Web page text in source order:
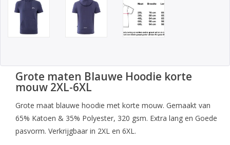
Grote maten Blauwe Hoodie korte
mouw 2XL-6XL
Grote maat blauwe hoodie met korte mouw. Gemaakt van
65% Katoen & 35% Polyester, 320 gsm. Extra lang en Goede
pasvorm. Verkrijgbaar in 2XL en 6XL.